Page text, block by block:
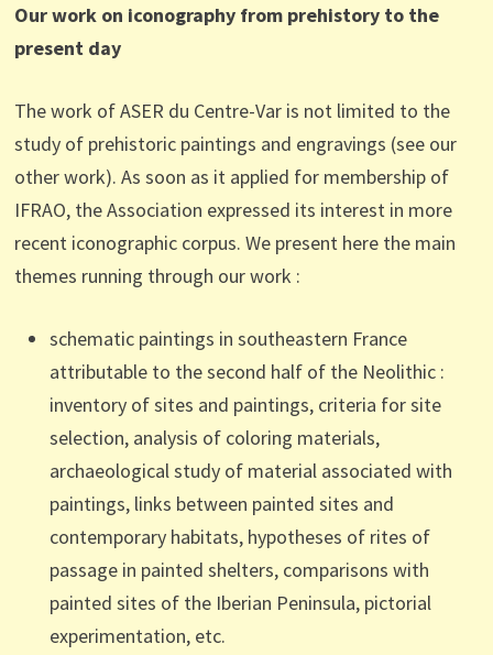
Our work on iconography from prehistory to the
present day
The work of ASER du Centre-Var is not limited to the
study of prehistoric paintings and engravings (see our
other work). As soon as it applied for membership of
IFRAO, the Association expressed its interest in more
recent iconographic corpus. We present here the main
themes running through our work :
schematic paintings in southeastern France
attributable to the second half of the Neolithic :
inventory of sites and paintings, criteria for site
selection, analysis of coloring materials,
archaeological study of materialassociated with
paintings, links between painted sites and
contemporary habitats, hypotheses of rites of
passage in painted shelters, comparisons with
painted sites ofthe Iberian Peninsula, pictorial
experimentation, etc.